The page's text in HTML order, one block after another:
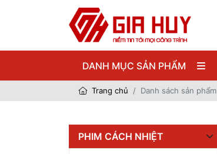
DANH MỤC SẢN PHẨM
Trang chủ Danh sách sản phẩm
PHIM CÁCH NHIỆT